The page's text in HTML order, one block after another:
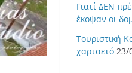
Γιατί ΔΕΝ
έκοψαν οι
Τουριστική
χαρταετό 23/